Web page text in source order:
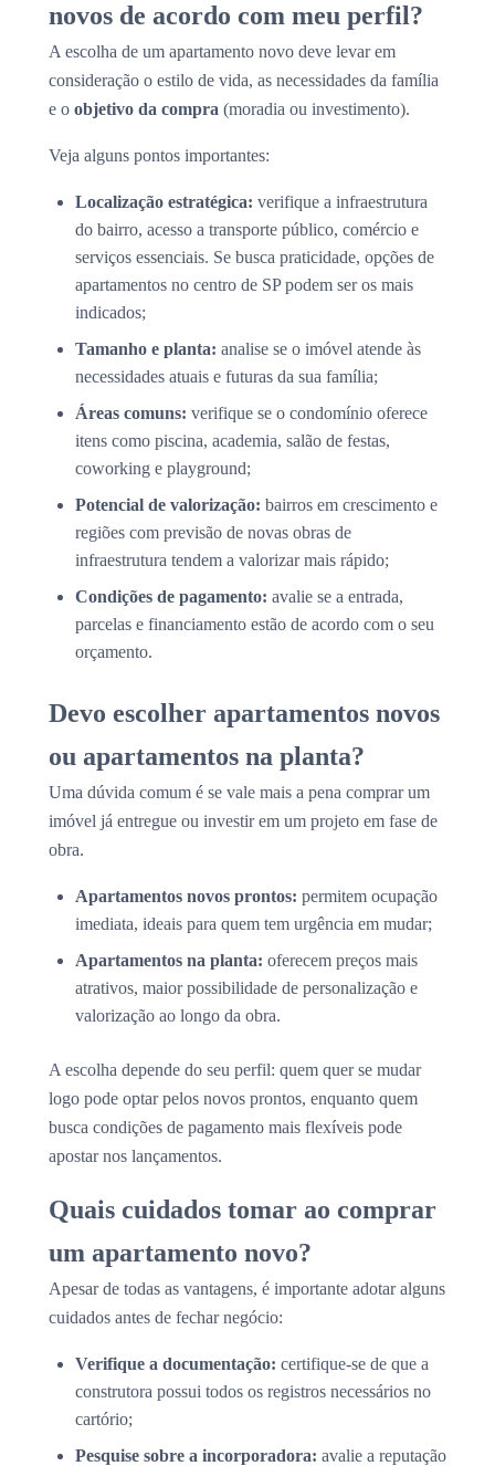
novos de acordo com meu perfil?
A escolha de um apartamento novo deve levar em
consideração o estilo de vida, as necessidades da família
e o objetivo da compra (moradia ou investimento).
Veja alguns pontos importantes:
Localização estratégica: verifique a infraestrutura
do bairro, acesso a transporte público, comércio e
serviços essenciais. Se busca praticidade, opções de
apartamentos no centro de SP podem ser os mais
indicados;
Tamanho e planta: analise se o imóvel atende às
necessidades atuais e futuras da sua família;
Áreas comuns: verifique se o condomínio oferece
itens como piscina, academia, salão de festas,
coworking e playground;
Potencial de valorização: bairros em crescimento e
regiões com previsão de novas obras de
infraestrutura tendem a valorizar mais rápido;
Condições de pagamento: avalie se a entrada,
parcelas e financiamento estão de acordo com o seu
orçamento.
Devo escolher apartamentos novos
ou apartamentos na planta?
Uma dúvida comum é se vale mais a pena comprar um
imóvel já entregue ou investir em um projeto em fase de
obra.
Apartamentos novos prontos: permitem ocupação
imediata, ideais para quem tem urgência em mudar;
Apartamentos na planta: oferecem preços mais
atrativos, maior possibilidade de personalização e
valorização ao longo da obra.
A escolha depende do seu perfil: quem quer se mudar
logo pode optar pelos novos prontos, enquanto quem
busca condições de pagamento mais flexíveis pode
apostar nos lançamentos.
Quais cuidados tomar ao comprar
um apartamento novo?
Apesar de todas as vantagens, é importante adotar alguns
cuidados antes de fechar negócio:
Verifique a documentação: certifique-se de que a
construtora possui todos os registros necessários no
cartório;
Pesquise sobre a incorporadora: avalie a reputação